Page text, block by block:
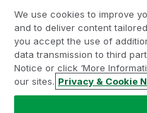
Contrats juridiques
Conditions d'utilisation
Legal Policies
Conditions d'utilisation
Do Not Share My Info
We use cookies to improve
and to deliver content
you accept the use of
data transmission to third
Notice or click ‘More
our sites. Privacy & Cookie